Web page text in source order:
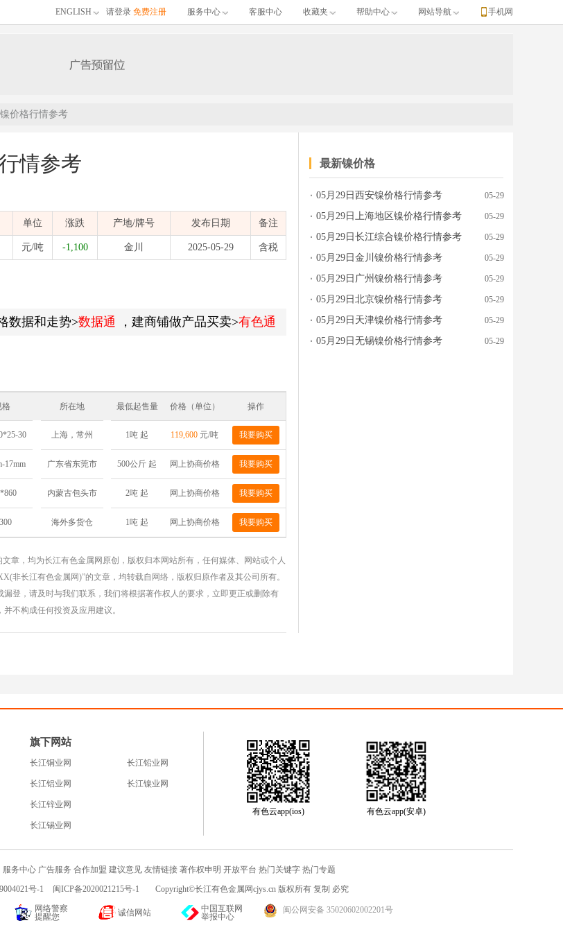
ENGLISH 请登录 免费注册 服务中心 客服中心 收藏夹 帮助中心 网站导航 手机网
价格行情参考
情参考
单位 涨跌 产地/牌号 发布日期 备注
元/吨 -1,100 金川 2025-05-29 含税
数据和走势>数据通 ，建商铺做产品买卖>有色通
格 所在地 最低起售量 价格（单位） 操作
30 上海，常州 1吨 起 119,600 元/吨 我要购买
17mm 广东省东莞市 500公斤 起 网上协商价格 我要购买
内蒙古包头市 2吨 起 网上协商价格 我要购买
海外多货仓 1吨 起 网上协商价格 我要购买
文章，均为长江有色金属网原创，版权归本网站所有，任何媒体、网站或个人
非长江有色金属网)”的文章，均转载自网络，版权归原作者及其公司所有。
登，请及时与我们联系，我们将根据著作权人的要求，立即更正或删除有
不构成任何投资及应用建议。
最新镍价格
05月29日西安镍价格行情参考 05-29
05月29日上海地区镍价格行情参考 05-29
05月29日长江综合镍价格行情参考 05-29
05月29日金川镍价格行情参考 05-29
05月29日广州镍价格行情参考 05-29
05月29日北京镍价格行情参考 05-29
05月29日天津镍价格行情参考 05-29
05月29日无锡镍价格行情参考 05-29
旗下网站
长江铜业网
长江铝业网
长江锌业网
长江锡业网
长江铅业网
长江镍业网
有色云app(ios) 有色云app(安卓)
服务中心 广告服务 合作加盟 建议意见 友情链接 著作权申明 开放平台 热门关键字 热门专题
号-1
闽ICP备2020021215号-1 Copyright©长江有色金属网cjys.cn 版权所有 复制 必究
网络警察
提醒您
诚信网站
中国互联网
举报中心
闽公网安备 35020602002201号